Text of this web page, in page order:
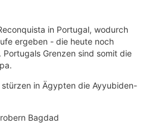
in Portugal, wodurch
ergeben - die heute noch
Portugals Grenzen sind somit die
stürzen in Ägypten die Ayyubiden-
Bagdad